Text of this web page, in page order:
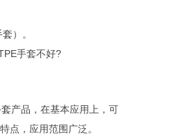
套）。
手套不好?
产品，在基本应用上，可
点，应用范围广泛。